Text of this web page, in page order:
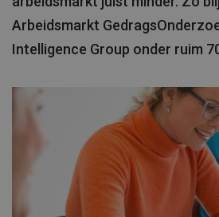
Arbeidsmarkt
Intelligence Group onder ruim